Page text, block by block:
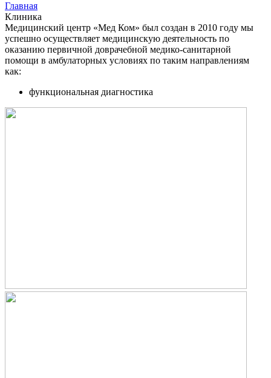
Главная
Клиника
Медицинский центр «Мед Ком» был создан в 2010 году мы
успешно осуществляет медицинскую деятельность по
оказанию первичной доврачебной медико-санитарной
помощи в амбулаторных условиях по таким направлениям
как:
функциональная диагностика